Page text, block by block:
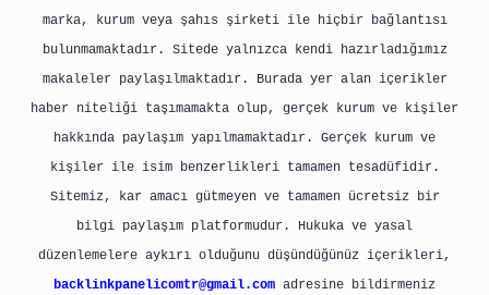
marka, kurum veya şahıs şirketi ile hiçbir bağlantısı
bulunmamaktadır. Sitede yalnızca kendi hazırladığımız
makaleler paylaşılmaktadır. Burada yer alan içerikler
haber niteliği taşımamakta olup, gerçek kurum ve kişiler
hakkında paylaşım yapılmamaktadır. Gerçek kurum ve
kişiler ile isim benzerlikleri tamamen tesadüfidir.
Sitemiz, kar amacı gütmeyen ve tamamen ücretsiz bir
bilgi paylaşım platformudur. Hukuka ve yasal
düzenlemelere aykırı olduğunu düşündüğünüz içerikleri,
backlinkpanelicomtr@gmail.com adresine bildirmeniz